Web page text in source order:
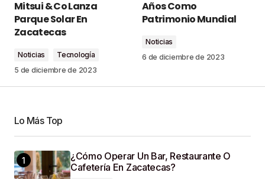
marcados con*
Your Name
Your E-Mail*
Mitsui & Co Lanza
Parque Solar En
Zacatecas
Noticias
Tecnología
5 de diciembre de 2023
Años Como
Patrimonio Mundial
Noticias
6 de diciembre de 2023
Lo Más Top
¿Cómo Operar Un Bar, Restaurante O
Cafetería En Zacatecas?